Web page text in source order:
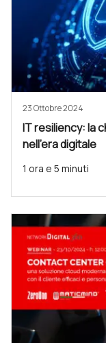
23 Ottobre 2024
IT resiliency: la
nell'era digitale
1 ora e 5 minuti